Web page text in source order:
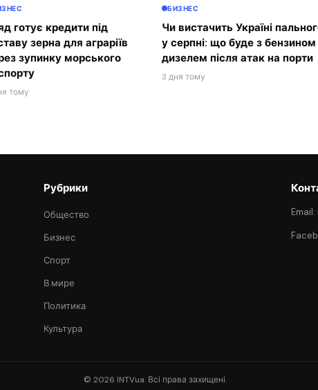
готує кредити під
зерна для аграріїв
зупинку морського
тому
БИЗНЕС
Чи вистачить Україні
у серпні: що буде з бензином
дизелем після атак на порти
3 дня тому
Рубрики
Общество
Бизнес
Спорт
В мире
Политика
Культура
© 2026 INTVua. Всі права захищені.